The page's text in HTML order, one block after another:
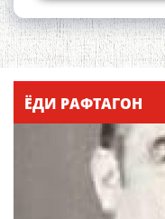
Қадамҷо -
ЁДИ РАФТАГОН